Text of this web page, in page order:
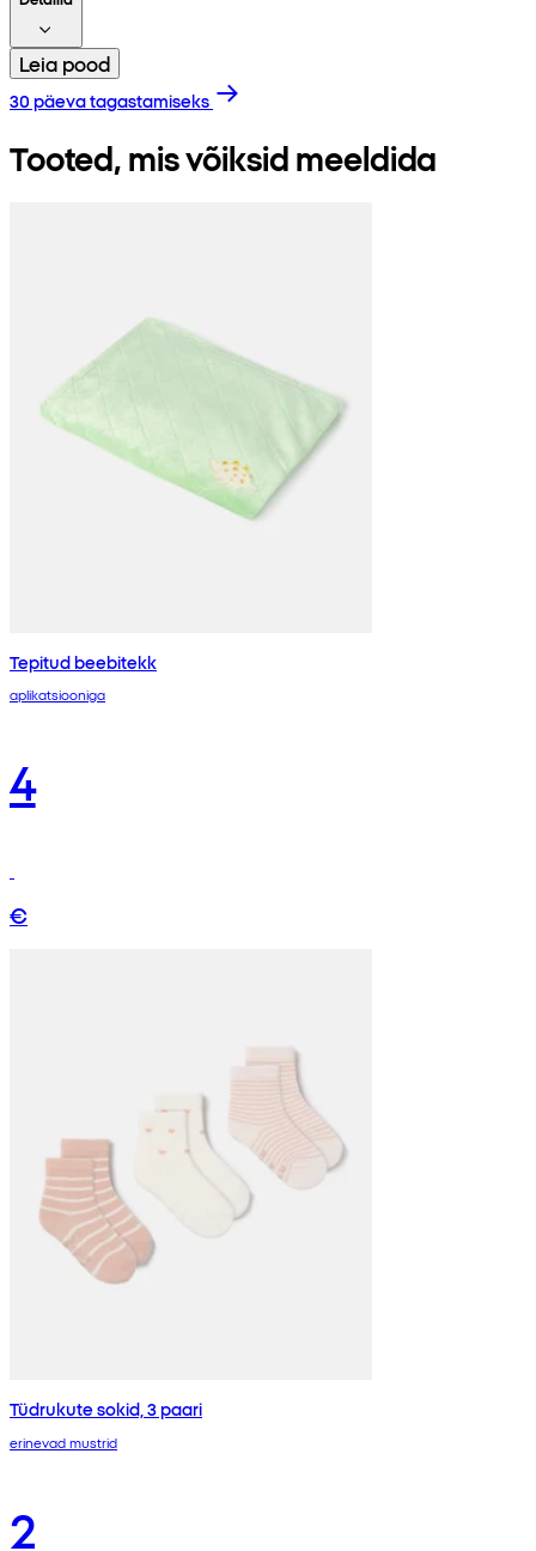
Leia pood
30 päeva tagastamiseks
Tooted, mis võiksid meeldida
Tepitud beebitekk
aplikatsiooniga
4
€
Tüdrukute sokid, 3 paari
erinevad mustrid
2